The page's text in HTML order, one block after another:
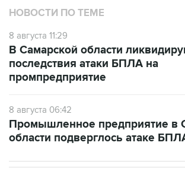
НОВОСТИ ПО ТЕМЕ
8 августа 11:29
В Самарской области
последствия атаки БПЛА на
промпредприятие
8 августа 06:42
Промышленное предприятие в
области подверглось атаке